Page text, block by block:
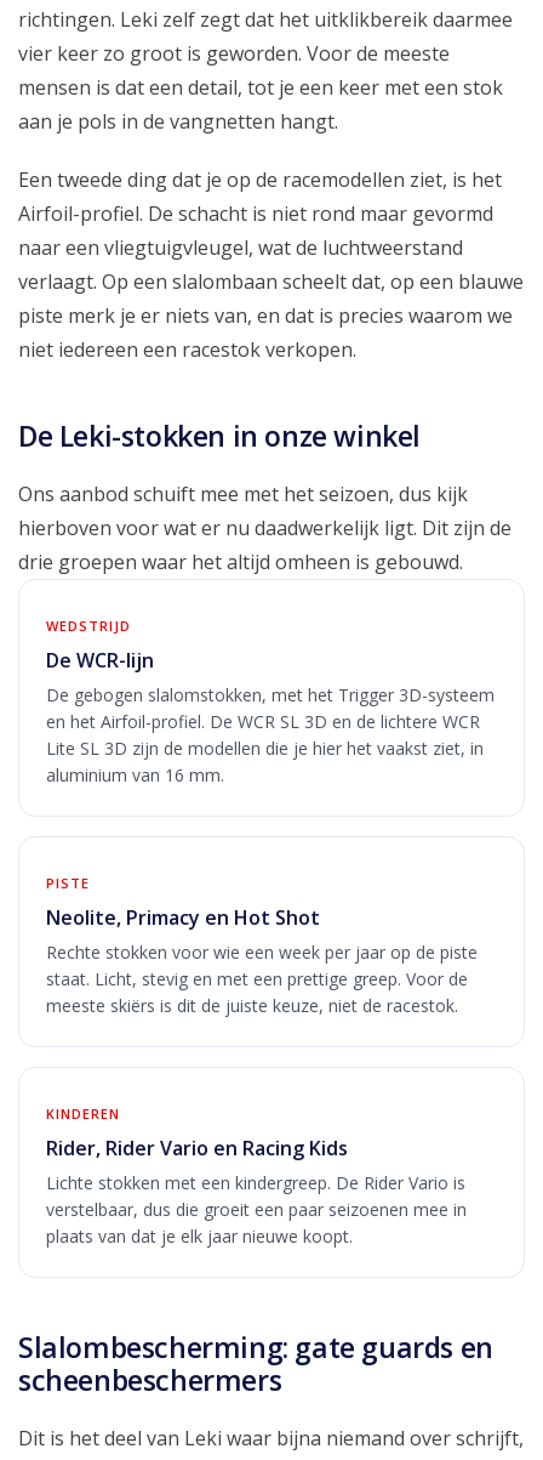
richtingen. Leki zelf zegt dat het uitklikbereik daarmee
vier keer zo groot is geworden. Voor de meeste
mensen is dat een detail, tot je een keer met een stok
aan je pols in de vangnetten hangt.
Een tweede ding dat je op de racemodellen ziet, is het
Airfoil-profiel. De schacht is niet rond maar gevormd
naar een vliegtuigvleugel, wat de luchtweerstand
verlaagt. Op een slalombaan scheelt dat, op een blauwe
piste merk je er niets van, en dat is precies waarom we
niet iedereen een racestok verkopen.
De Leki-stokken in onze winkel
Ons aanbod schuift mee met het seizoen, dus kijk
hierboven voor wat er nu daadwerkelijk ligt. Dit zijn de
drie groepen waar het altijd omheen is gebouwd.
WEDSTRIJD
De WCR-lijn
De gebogen slalomstokken, met het Trigger 3D-systeem
en het Airfoil-profiel. De WCR SL 3D en de lichtere WCR
Lite SL 3D zijn de modellen die je hier het vaakst ziet, in
aluminium van 16 mm.
PISTE
Neolite, Primacy en Hot Shot
Rechte stokken voor wie een week per jaar op de piste
staat. Licht, stevig en met een prettige greep. Voor de
meeste skiërs is dit de juiste keuze, niet de racestok.
KINDEREN
Rider, Rider Vario en Racing Kids
Lichte stokken met een kindergreep. De Rider Vario is
verstelbaar, dus die groeit een paar seizoenen mee in
plaats van dat je elk jaar nieuwe koopt.
Slalombescherming: gate guards en
scheenbeschermers
Dit is het deel van Leki waar bijna niemand over schrijft,